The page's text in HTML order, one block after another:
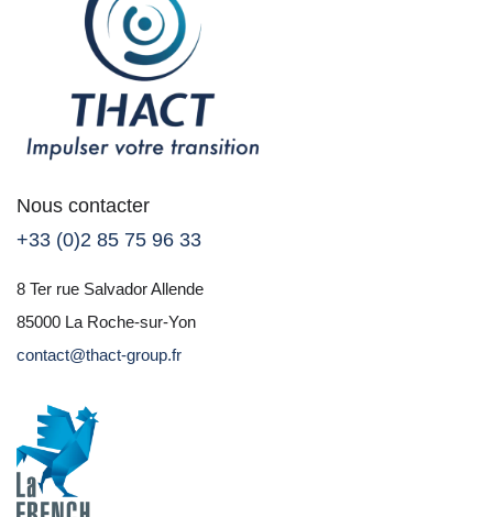
Nous contacter
+33 (0)2 85 75 96 33
8 Ter rue Salvador Allende
85000 La Roche-sur-Yon
contact@thact-group.fr